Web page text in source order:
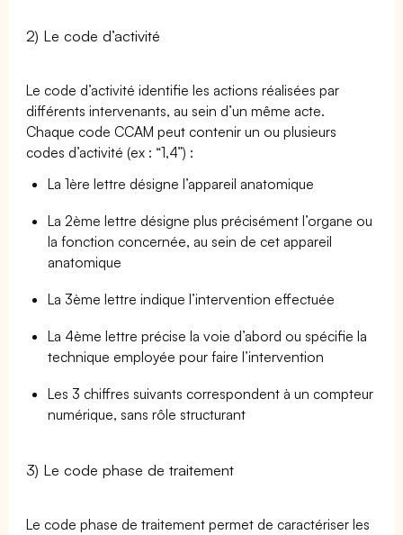
2) Le code d’activité
Le code d’activité identifie les actions réalisées par
différents intervenants, au sein d’un même acte.
Chaque code CCAM peut contenir un ou plusieurs
codes d’activité (ex : “1,4”) :
La 1ère lettre désigne l’appareil anatomique
La 2ème lettre désigne plus précisément l’organe ou
la fonction concernée, au sein de cet appareil
anatomique
La 3ème lettre indique l’intervention effectuée
La 4ème lettre précise la voie d’abord ou spécifie la
technique employée pour faire l’intervention
Les 3 chiffres suivants correspondent à un compteur
numérique, sans rôle structurant
3) Le code phase de traitement
Le code phase de traitement permet de caractériser les